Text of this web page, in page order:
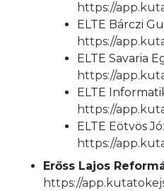
https://
ELTE Bárczi
https://
ELTE Savaria
https://
ELTE
https://
ELTE Eötvös
https://
Erőss Lajos
https://